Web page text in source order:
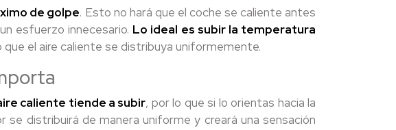
de golpe. Esto no hará que el coche se caliente antes
esfuerzo innecesario. Lo ideal es subir la temperatura
que el aire caliente se distribuya uniformemente.
caliente tiende a subir, por lo que si lo orientas hacia la
se distribuirá de manera uniforme y creará una sensación